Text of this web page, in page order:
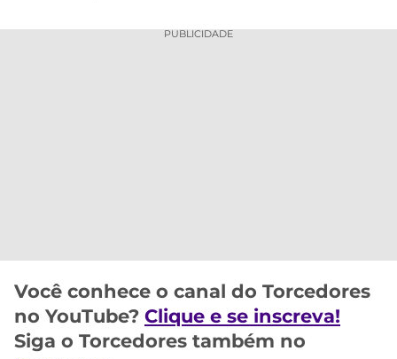
FLAMENGO
ATLÉTICO
MG
LALIGA
PUBLICIDADE
Você conhece o canal do Torcedores
no YouTube? Clique e se inscreva!
Siga o Torcedores também no